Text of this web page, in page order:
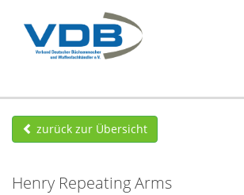
zurück zur Übersicht
Henry Repeating Arms